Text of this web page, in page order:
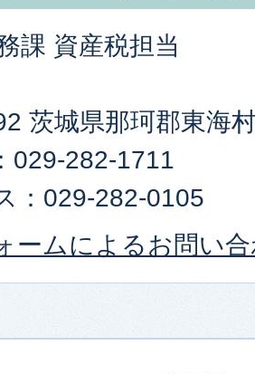
課 資産税担当
茨城県那珂郡東海
029-282-1711
：029-282-0105
ームによるお問い